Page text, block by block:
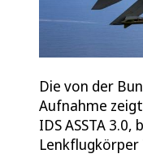
Die von der
Aufnahme
IDS ASSTA
Lenkflugkörper